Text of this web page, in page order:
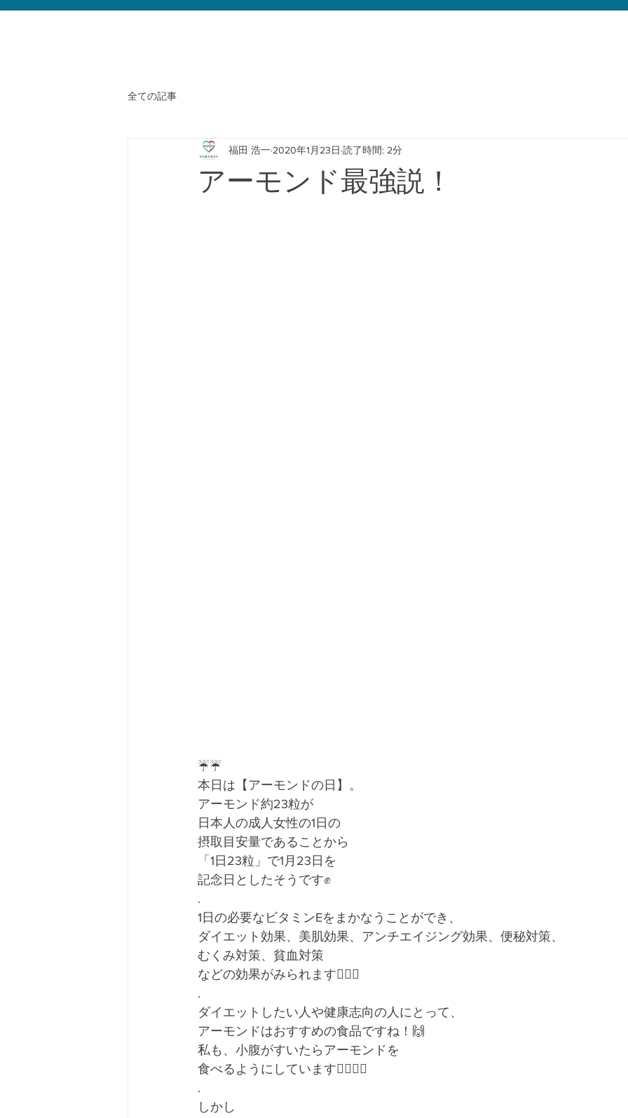
全ての記事
アーモンド最強説！
福田 浩一 2020年1月23日 読了時間: 2分
☔️☔️
本日は【アーモンドの日】。
アーモンド約23粒が
日本人の成人女性の1日の
摂取目安量であることから
「1日23粒」で1月23日を
記念日としたそうです✊
.
1日の必要なビタミンEをまかなうことができ、
ダイエット効果、美肌効果、アンチエイジング効果、便秘対策、
むくみ対策、貧血対策
などの効果がみられます🙆🏻‍♀️
.
ダイエットしたい人や健康志向の人にとって、
アーモンドはおすすめの食品ですね！🙌
私も、小腹がすいたらアーモンドを
食べるようにしています🙋🏻‍♀️✨
.
しかし